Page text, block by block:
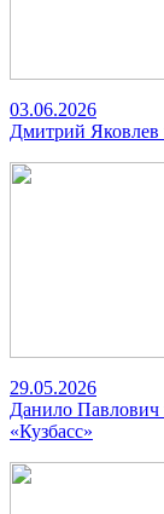
03.06.2026
Дмитрий Яковлев
29.05.2026
Данило Павлович
«Кузбасс»